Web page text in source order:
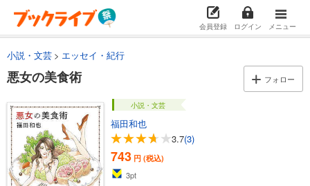
会員登録 ログイン メニュー
小説・文芸 エッセイ・紀行
悪女の美食術 フォロー
小説・文芸
福田和也
3.7(3)
743 円 (税込)
3pt